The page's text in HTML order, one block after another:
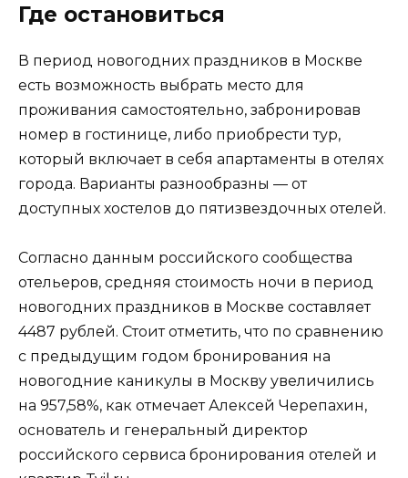
Где остановиться
В период новогодних праздников в Москве
есть возможность выбрать место для
проживания самостоятельно, забронировав
номер в гостинице, либо приобрести тур,
который включает в себя апартаменты в отелях
города. Варианты разнообразны — от
доступных хостелов до пятизвездочных отелей.
Согласно данным российского сообщества
отельеров, средняя стоимость ночи в период
новогодних праздников в Москве составляет
4487 рублей. Стоит отметить, что по сравнению
с предыдущим годом бронирования на
новогодние каникулы в Москву увеличились
на 957,58%, как отмечает Алексей Черепахин,
основатель и генеральный директор
российского сервиса бронирования отелей и